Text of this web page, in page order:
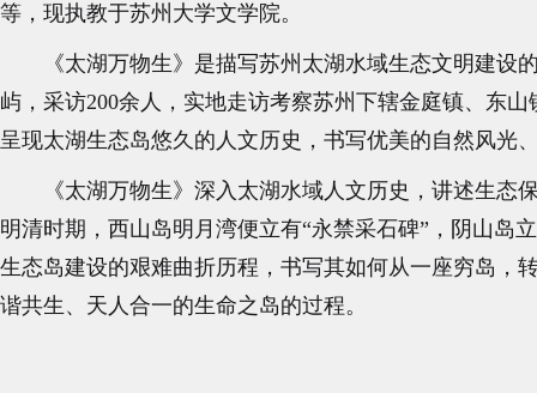
等，现执教于苏州大学文学院。
《太湖万物生》是描写苏州太湖水域生态文明建
屿，采访200余人，实地走访考察苏州下辖金庭镇、东
呈现太湖生态岛悠久的人文历史，书写优美的自然风光
《太湖万物生》深入太湖水域人文历史，讲述生
明清时期，西山岛明月湾便立有“永禁采石碑”，阴山岛
生态岛建设的艰难曲折历程，书写其如何从一座穷岛，
谐共生、天人合一的生命之岛的过程。